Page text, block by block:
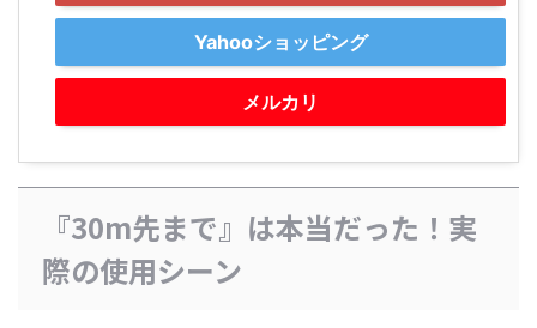
Yahooショッピング
メルカリ
『30m先まで』は本当だった！実
際の使用シーン